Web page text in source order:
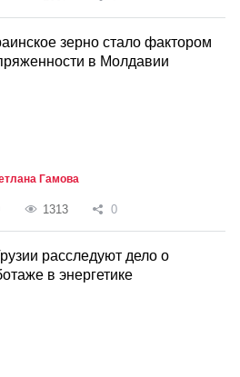
зерно стало фактором
в Молдавии
Гамова
1313 0
расследуют дело о
в энергетике